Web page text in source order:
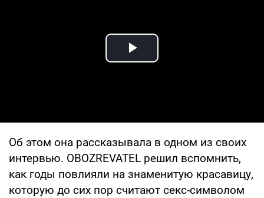
Play Video
Об этом она рассказывала в одном из своих
интервью. OBOZREVATEL решил вспомнить,
как годы повлияли на знаменитую красавицу,
которую до сих пор считают секс-символом